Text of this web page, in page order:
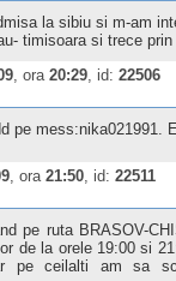
la sibiu si m-am
timisoara si trece
, ora 20:29 , id: 22506
pe mess:nika021991.
, ora 21:50 , id: 22511
pe ruta BRASOV-
de la orele 19:00 si
ceilalti am sa